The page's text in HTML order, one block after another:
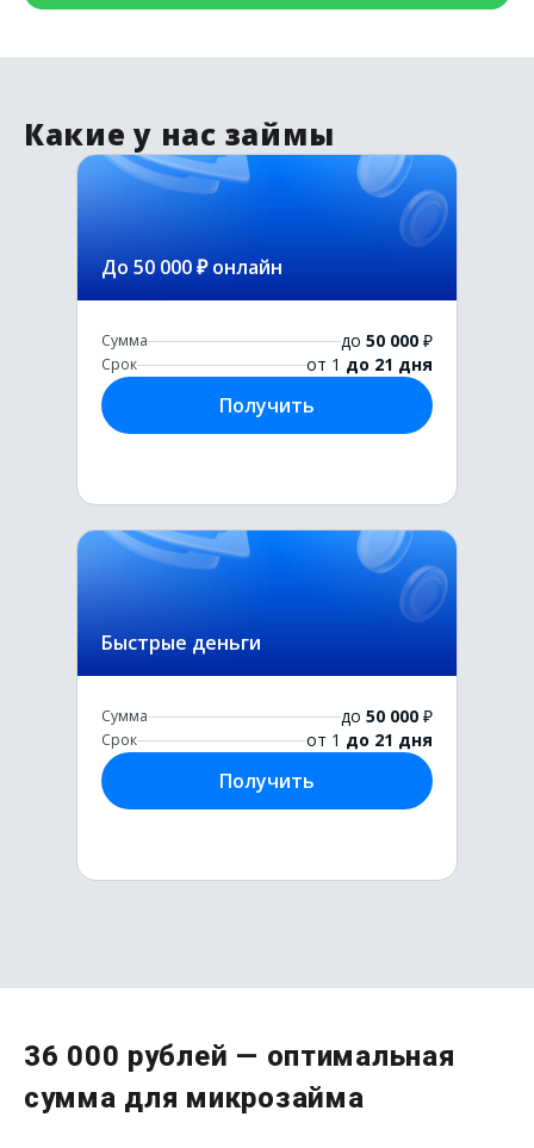
Какие у нас займы
До 50 000 ₽ онлайн
Сумма до 50 000 ₽
Срок от 1 до 21 дня
Получить
Быстрые деньги
Сумма до 50 000 ₽
Срок от 1 до 21 дня
Получить
Сумма до
Срок от 1 до 21 дня
36 000 рублей — оптимальная
сумма для микрозайма